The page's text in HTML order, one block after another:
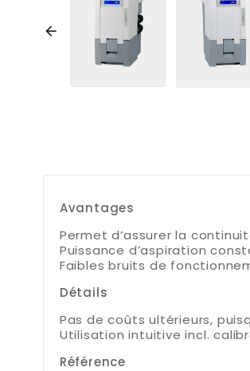

Avantages
Permet d’assurer la
Puissance d’aspiration
Faibles bruits de
Détails
Pas de coûts ultérieurs,
Utilisation intuitive incl.
Référence